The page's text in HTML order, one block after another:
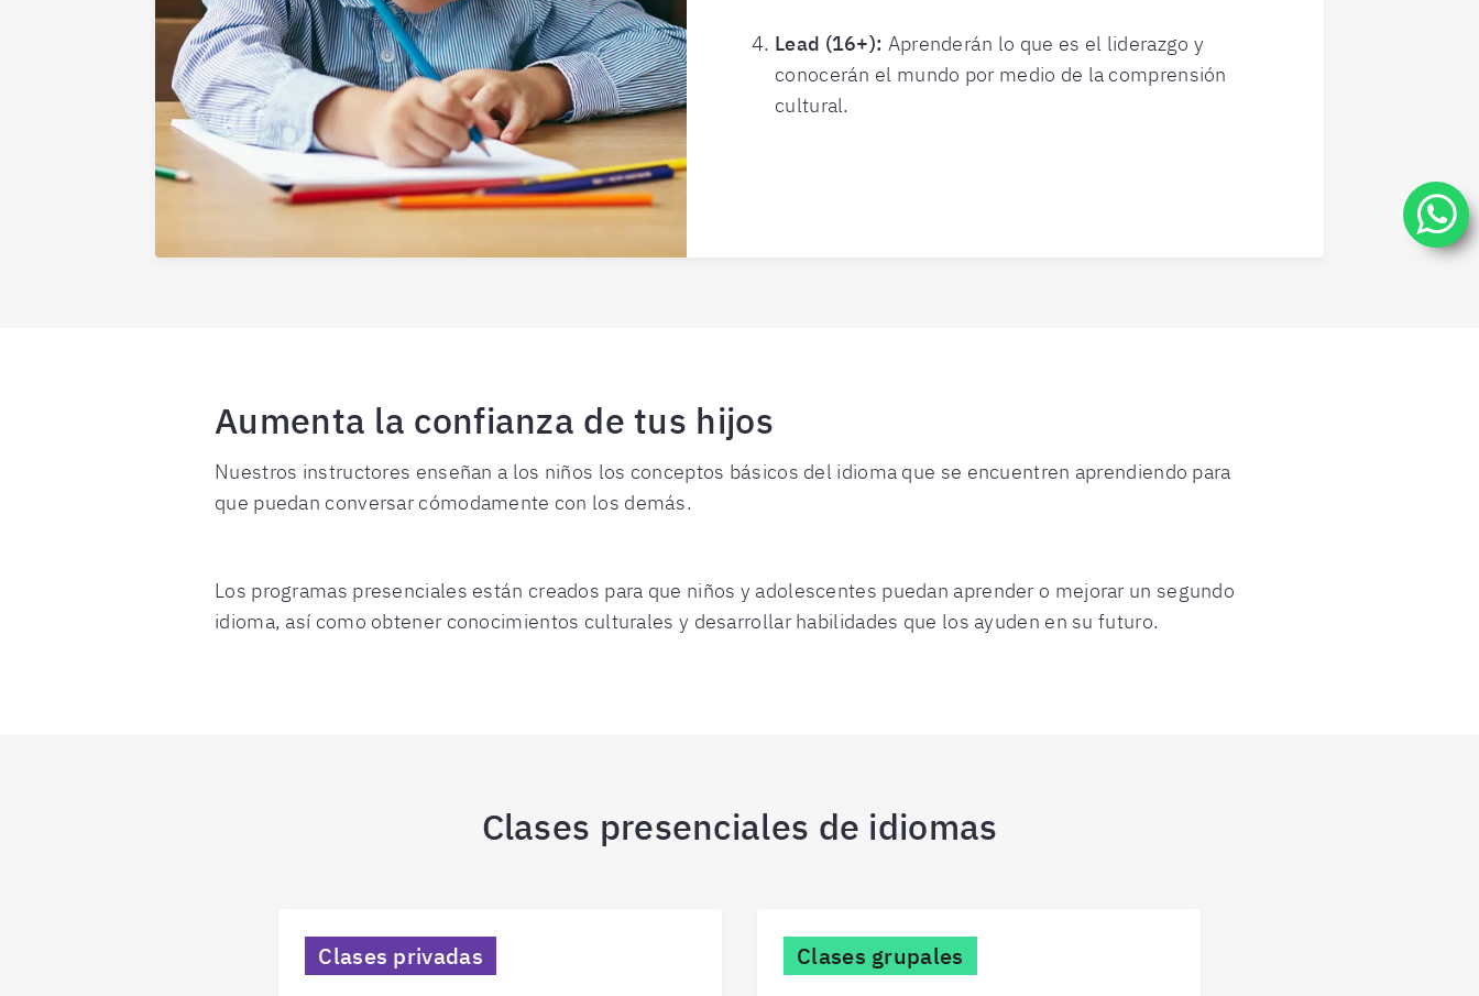
Lead (16+): Aprenderán lo que es el liderazgo y
conocerán el mundo por medio de la comprensión
cultural.
Aumenta la confianza de tus hijos
Nuestros instructores enseñan a los niños los conceptos básicos del idioma que se encuentren aprendiendo para
que puedan conversar cómodamente con los demás.
Los programas presenciales están creados para que niños y adolescentes puedan aprender o mejorar un segundo
idioma, así como obtener conocimientos culturales y desarrollar habilidades que los ayuden en su futuro.
Clases presenciales de idiomas
Clases privadas Clases grupales